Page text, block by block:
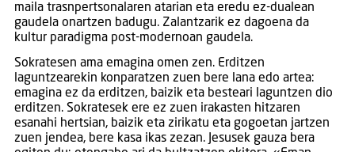
maila trasnpertsonalaren atarian eta eredu ez-dualean
gaudela onartzen badugu. Zalantzarik ez dagoena da
kultur paradigma post-modernoan gaudela.
Sokratesen ama emagina omen zen. Erditzen
laguntzearekin konparatzen zuen bere lana edo artea:
emagina ez da erditzen, baizik eta besteari laguntzen dio
erditzen. Sokratesek ere ez zuen irakasten hitzaren
esanahi hertsian, baizik eta zirikatu eta gogoetan jartzen
zuen jendea, bere kasa ikas zezan. Jesusek gauza bera